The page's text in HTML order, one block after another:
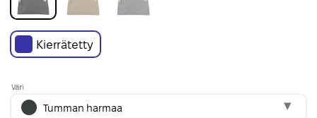
Kierrätetty
Tumman harmaa
Väri